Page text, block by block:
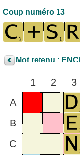
Coup numéro 13
Mot retenu :
1 2
3
A
B
C